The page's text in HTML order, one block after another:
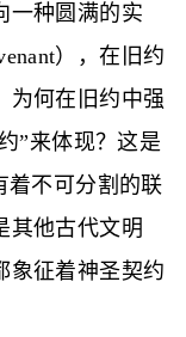
一种圆满的实
），在旧约
为何在旧约中强
”来体现？这是
着不可分割的联
其他古代文明
象征着神圣契约